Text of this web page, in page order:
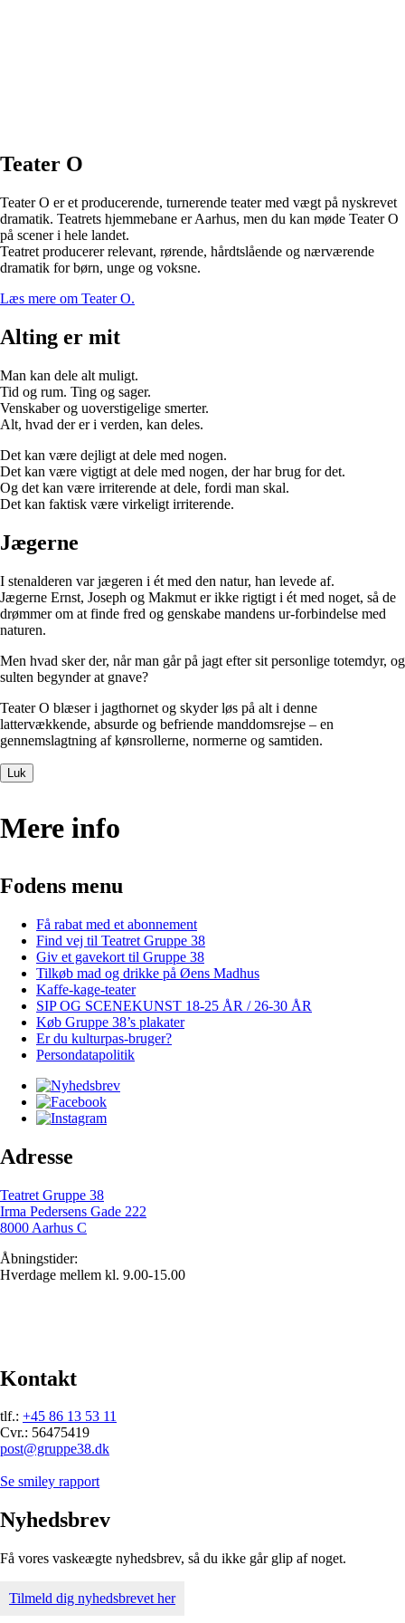
Teater O
Teater O er et producerende, turnerende teater med vægt på nyskrevet
dramatik. Teatrets hjemmebane er Aarhus, men du kan møde Teater O
på scener i hele landet.
Teatret producerer relevant, rørende, hårdtslående og nærværende
dramatik for børn, unge og voksne.
Læs mere om Teater O.
Alting er mit
Man kan dele alt muligt.
Tid og rum. Ting og sager.
Venskaber og uoverstigelige smerter.
Alt, hvad der er i verden, kan deles.
Det kan være dejligt at dele med nogen.
Det kan være vigtigt at dele med nogen, der har brug for det.
Og det kan være irriterende at dele, fordi man skal.
Det kan faktisk være virkeligt irriterende.
Jægerne
I stenalderen var jægeren i ét med den natur, han levede af.
Jægerne Ernst, Joseph og Makmut er ikke rigtigt i ét med noget, så de
drømmer om at finde fred og genskabe mandens ur-forbindelse med
naturen.
Men hvad sker der, når man går på jagt efter sit personlige totemdyr, og
sulten begynder at gnave?
Teater O blæser i jagthornet og skyder løs på alt i denne
lattervækkende, absurde og befriende manddomsrejse – en
gennemslagtning af kønsrollerne, normerne og samtiden.
Luk
Mere info
Fodens menu
Få rabat med et abonnement
Find vej til Teatret Gruppe 38
Giv et gavekort til Gruppe 38
Tilkøb mad og drikke på Øens Madhus
Kaffe-kage-teater
SIP OG SCENEKUNST 18-25 ÅR / 26-30 ÅR
Køb Gruppe 38’s plakater
Er du kulturpas-bruger?
Persondatapolitik
Adresse
Teatret Gruppe 38
Irma Pedersens Gade 222
8000 Aarhus C
Åbningstider:
Hverdage mellem kl. 9.00-15.00
Kontakt
tlf.: +45 86 13 53 11
Cvr.: 56475419
post@gruppe38.dk
Se smiley rapport
Nyhedsbrev
Få vores vaskeægte nyhedsbrev, så du ikke går glip af noget.
Tilmeld dig nyhedsbrevet her